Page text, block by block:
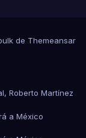
de Themeansar
Roberto Martínez
a México